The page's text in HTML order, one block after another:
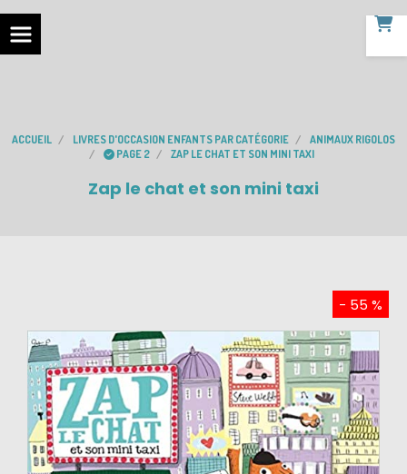
ACCUEIL LIVRES D'OCCASION ENFANTS PAR CATÉGORIE
ANIMAUX RIGOLOS
PAGE 2
ZAP LE CHAT ET SON MINI TAXI
Zap le chat et son mini taxi
- 55 %